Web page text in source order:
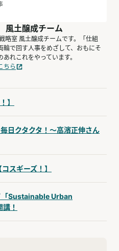
土醸成チーム
略室 風土醸成チームです。「仕組
輪で回す人事をめざして、おもにそ
れこれをやっています。
ちら
】
日クタクタ！～高濱正伸さん
スギーズ！】
「Sustainable Urban
！